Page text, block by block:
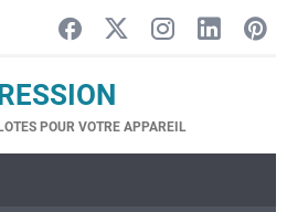
POUR VOTRE APPAREIL